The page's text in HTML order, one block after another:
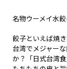
名物ウーメイ
餃子といえば焼
台湾でメジャー
か？「日式台湾